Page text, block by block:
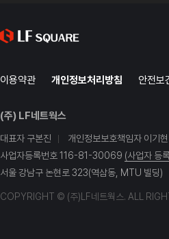
이용약관 개인정보처리방침 안전보
(주) LF네트웍스
대표자 구본진 개인정보보호책임자 이기현
사업자등록번호 116-81-30069 (사업자 등
서울 강남구 논현로 323(역삼동, MTU 빌딩)
COPYRIGHT © (주)LF네트웍스. ALL